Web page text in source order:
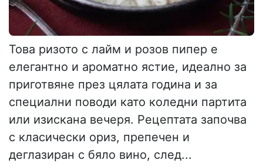
Това ризото с лайм и розов пипер е
елегантно и ароматно ястие, идеално за
приготвяне през цялата година и за
специални поводи като коледни партита
или изискана вечеря. Рецептата започва
с класически ориз, препечен и
деглазиран с бяло вино, след...